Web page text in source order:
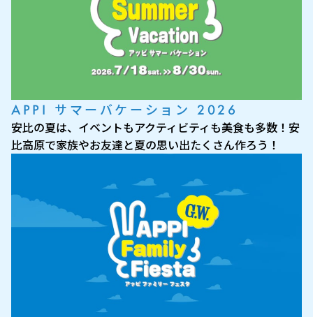
APPI サマーバケーション 2026
安比の夏は、イベントもアクティビティも美食も多数！安
比高原で家族やお友達と夏の思い出たくさん作ろう！